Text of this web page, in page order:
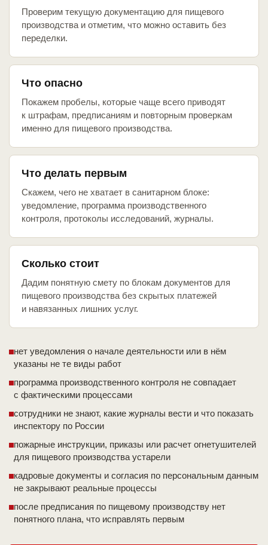
Проверим текущую документацию для пищевого
производства и отметим, что можно оставить без
переделки.
Что опасно
Покажем пробелы, которые чаще всего приводят
к штрафам, предписаниям и повторным проверкам
именно для пищевого производства.
Что делать первым
Скажем, чего не хватает в санитарном блоке:
уведомление, программа производственного
контроля, протоколы исследований, журналы.
Сколько стоит
Дадим понятную смету по блокам документов для
пищевого производства без скрытых платежей
и навязанных лишних услуг.
нет уведомления о начале деятельности или в нём
указаны не те виды работ
программа производственного контроля не совпадает
с фактическими процессами
сотрудники не знают, какие журналы вести и что показать
инспектору по России
пожарные инструкции, приказы или расчет огнетушителей
для пищевого производства устарели
кадровые документы и согласия по персональным данным
не закрывают реальные процессы
после предписания по пищевому производству нет
понятного плана, что исправлять первым